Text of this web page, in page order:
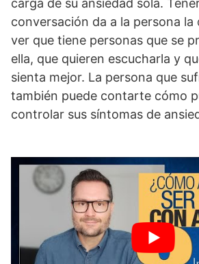
carga de su ansiedad sola.
conversación da a la persona
ver que tiene personas que se
ella, que quieren escucharla y
sienta mejor. La persona que
también puede contarte cómo
controlar sus síntomas de